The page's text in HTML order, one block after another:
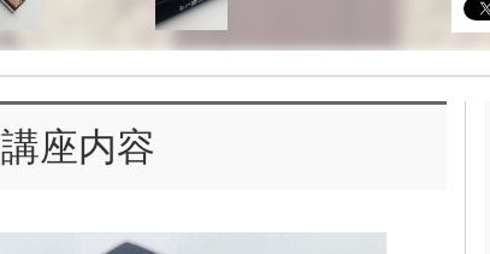
講座内容